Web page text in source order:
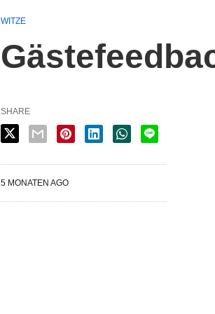
WITZE
SHARE
5 MONATEN AGO